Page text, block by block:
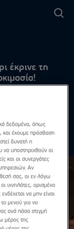
έκρινε τη
Δες τα όλα
δεδομένα, όπως
και έχουμε πρόσβαση
δυνατή η
να υποστηριχθούν οι
και οι συνεργάτες
Αν
σας, οι εν λόγω
ιχνηλάτες, ορισμένο
να μην είναι
μενού για να
ανά πάσα στιγμή
μέρος της